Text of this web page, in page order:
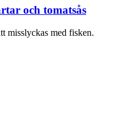
och tomatsås
misslyckas med fisken.